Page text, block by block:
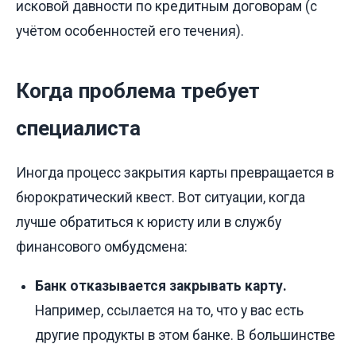
исковой давности по кредитным договорам (с
учётом особенностей его течения).
Когда проблема требует
специалиста
Иногда процесс закрытия карты превращается в
бюрократический квест. Вот ситуации, когда
лучше обратиться к юристу или в службу
финансового омбудсмена:
Банк отказывается закрывать карту.
Например, ссылается на то, что у вас есть
другие продукты в этом банке. В большинстве